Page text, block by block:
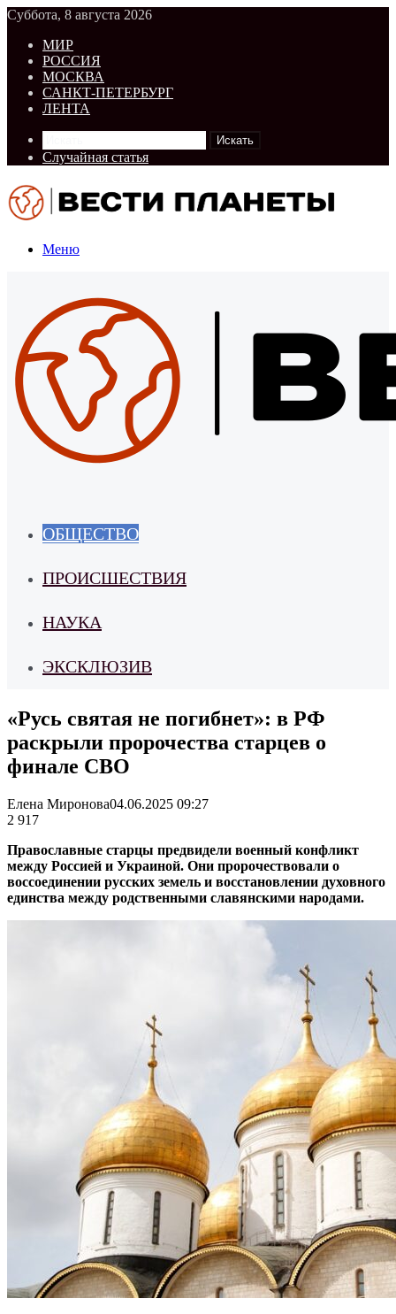
Суббота, 8 августа 2026
МИР
РОССИЯ
МОСКВА
САНКТ-ПЕТЕРБУРГ
ЛЕНТА
Искать
Случайная статья
Меню
ОБЩЕСТВО
ПРОИСШЕСТВИЯ
НАУКА
ЭКСКЛЮЗИВ
«Русь святая не погибнет»: в РФ
раскрыли пророчества старцев о
финале СВО
Елена Миронова04.06.2025 09:27
2 917
Православные старцы предвидели военный конфликт
между Россией и Украиной. Они пророчествовали о
воссоединении русских земель и восстановлении духовного
единства между родственными славянскими народами.